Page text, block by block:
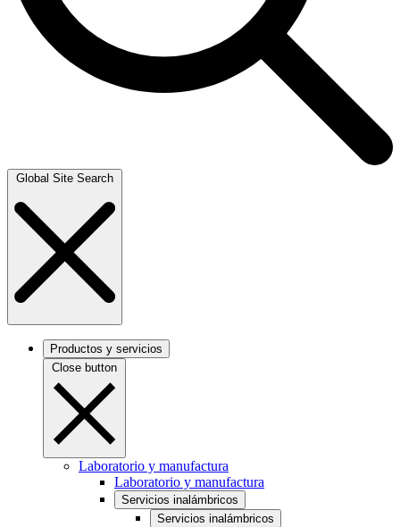
Global Site Search
Productos y servicios
Close button
Laboratorio y manufactura
Laboratorio y manufactura
Servicios inalámbricos
Servicios inalámbricos